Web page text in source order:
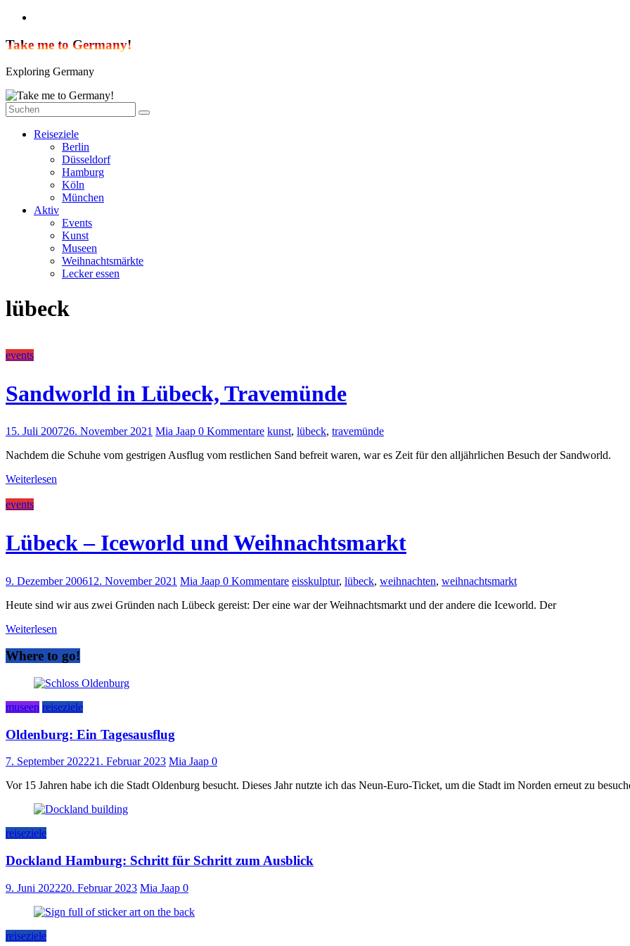
Zum
springen
Take me to Germany!
Exploring Germany
Reiseziele
Berlin
Düsseldorf
Hamburg
Köln
München
Aktiv
Events
Kunst
Museen
Weihnachtsmärkte
Lecker essen
lübeck
events
Sandworld in Lübeck, Travemünde
15. Juli 200726. November 2021 Mia Jaap 0 Kommentare kunst, lübeck, travemünde
Nachdem die Schuhe vom gestrigen Ausflug vom restlichen Sand befreit waren, war es Zeit für den alljährlichen Besuch der Sandworld.
Weiterlesen
events
Lübeck – Iceworld und Weihnachtsmarkt
9. Dezember 200612. November 2021 Mia Jaap 0 Kommentare eisskulptur, lübeck, weihnachten, weihnachtsmarkt
Heute sind wir aus zwei Gründen nach Lübeck gereist: Der eine war der Weihnachtsmarkt und der andere die Iceworld. Der
Weiterlesen
Where to go!
museen reiseziele
Oldenburg: Ein Tagesausflug
7. September 202221. Februar 2023 Mia Jaap 0
Vor 15 Jahren habe ich die Stadt Oldenburg besucht. Dieses Jahr nutzte ich das Neun-Euro-Ticket, um die Stadt im Norden erneut zu
reiseziele
Dockland Hamburg: Schritt für Schritt zum Ausblick
9. Juni 202220. Februar 2023 Mia Jaap 0
reiseziele